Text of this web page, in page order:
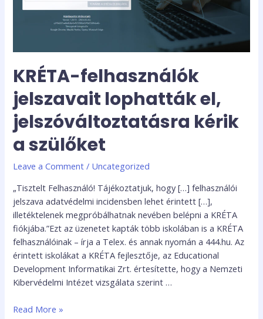
KRÉTA-felhasználók
jelszavait lophatták el,
jelszóváltoztatásra kérik
a szülőket
Leave a Comment / Uncategorized
„Tisztelt Felhasználó! Tájékoztatjuk, hogy […] felhasználói
jelszava adatvédelmi incidensben lehet érintett […],
illetéktelenek megpróbálhatnak nevében belépni a KRÉTA
fiókjába.”Ezt az üzenetet kapták több iskolában is a KRÉTA
felhasználóinak – írja a Telex. és annak nyomán a 444.hu. Az
érintett iskolákat a KRÉTA fejlesztője, az Educational
Development Informatikai Zrt. értesítette, hogy a Nemzeti
Kibervédelmi Intézet vizsgálata szerint …
kérik
Read More »